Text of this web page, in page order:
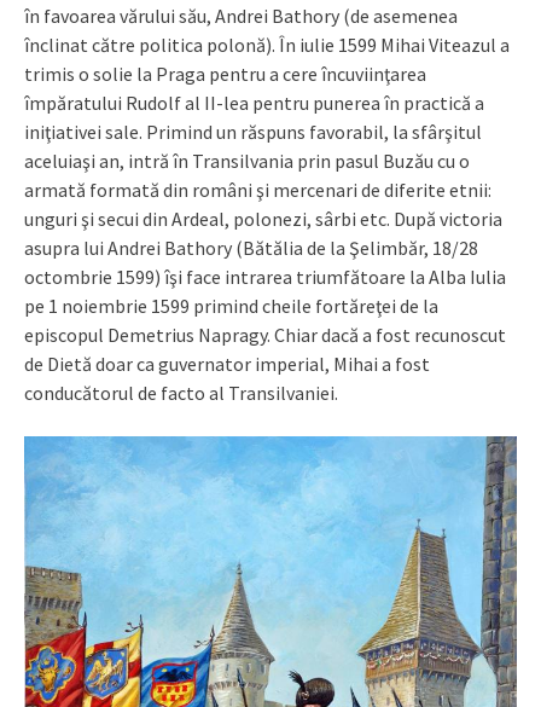
în favoarea vărului său, Andrei Bathory (de asemenea
înclinat către politica polonă). În iulie 1599 Mihai Viteazul a
trimis o solie la Praga pentru a cere încuviinţarea
împăratului Rudolf al II-lea pentru punerea în practică a
iniţiativei sale. Primind un răspuns favorabil, la sfârşitul
aceluiaşi an, intră în Transilvania prin pasul Buzău cu o
armată formată din români şi mercenari de diferite etnii:
unguri şi secui din Ardeal, polonezi, sârbi etc. După victoria
asupra lui Andrei Bathory (Bătălia de la Şelimbăr, 18/28
octombrie 1599) îşi face intrarea triumfătoare la Alba Iulia
pe 1 noiembrie 1599 primind cheile fortăreţei de la
episcopul Demetrius Napragy. Chiar dacă a fost recunoscut
de Dietă doar ca guvernator imperial, Mihai a fost
conducătorul de facto al Transilvaniei.